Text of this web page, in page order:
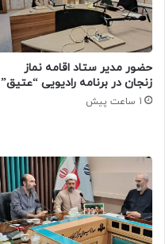
حضور مدیر ستاد اقامه نماز
زنجان در برنامه رادیویی “عتیق”
1 ساعت پیش